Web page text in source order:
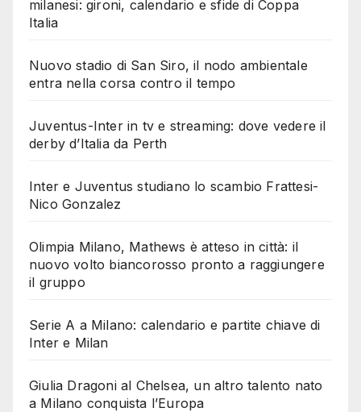
milanesi: gironi, calendario e sfide di Coppa
Italia
Nuovo stadio di San Siro, il nodo ambientale
entra nella corsa contro il tempo
Juventus-Inter in tv e streaming: dove vedere il
derby d’Italia da Perth
Inter e Juventus studiano lo scambio Frattesi-
Nico Gonzalez
Olimpia Milano, Mathews è atteso in città: il
nuovo volto biancorosso pronto a raggiungere
il gruppo
Serie A a Milano: calendario e partite chiave di
Inter e Milan
Giulia Dragoni al Chelsea, un altro talento nato
a Milano conquista l’Europa